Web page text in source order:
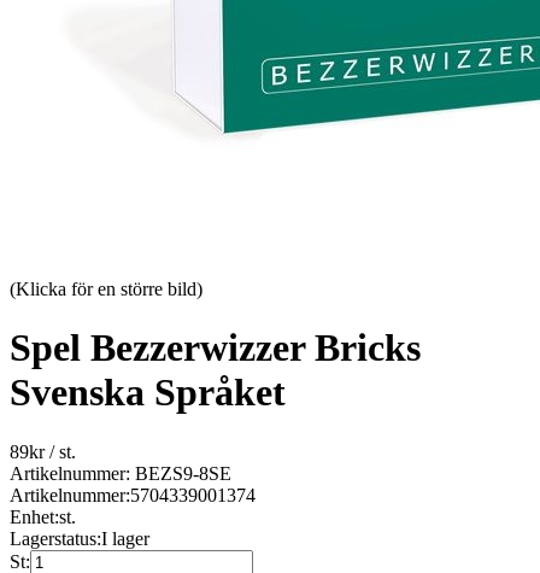
(Klicka för en större bild)
Spel Bezzerwizzer Bricks
Svenska Språket
89kr/ st.
Artikelnummer: BEZS9-8SE
Artikelnummer:5704339001374
Enhet:st.
Lagerstatus:I lager
St: